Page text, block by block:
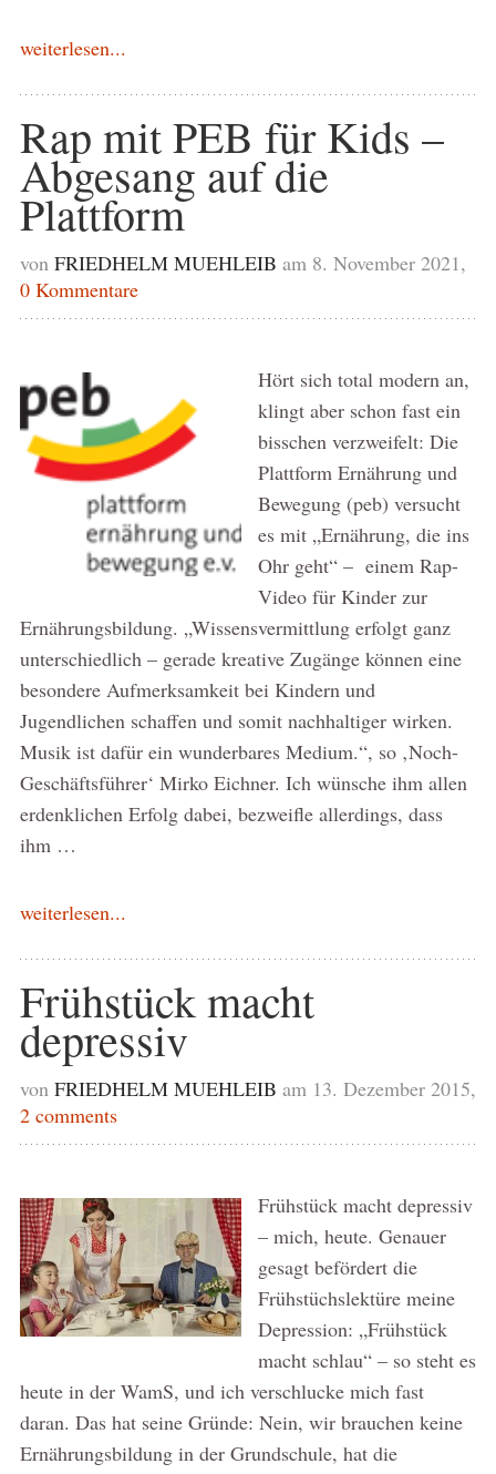
weiterlesen...
Rap mit PEB für Kids –
Abgesang auf die
Plattform
von FRIEDHELM MUEHLEIB am 8. November 2021,
0 Kommentare
Hört sich total modern an,
klingt aber schon fast ein
bisschen verzweifelt: Die
Plattform Ernährung und
Bewegung (peb) versucht
es mit „Ernährung, die ins
Ohr geht“ – einem Rap-
Video für Kinder zur
Ernährungsbildung. „Wissensvermittlung erfolgt ganz
unterschiedlich – gerade kreative Zugänge können eine
besondere Aufmerksamkeit bei Kindern und
Jugendlichen schaffen und somit nachhaltiger wirken.
Musik ist dafür ein wunderbares Medium.“, so ‚Noch-
Geschäftsführer‘ Mirko Eichner. Ich wünsche ihm allen
erdenklichen Erfolg dabei, bezweifle allerdings, dass
ihm …
weiterlesen...
Frühstück macht
depressiv
von FRIEDHELM MUEHLEIB am 13. Dezember 2015,
2 comments
Frühstück macht depressiv
– mich, heute. Genauer
gesagt befördert die
Frühstüchslektüre meine
Depression: „Frühstück
macht schlau“ – so steht es
heute in der WamS, und ich verschlucke mich fast
daran. Das hat seine Gründe: Nein, wir brauchen keine
Ernährungsbildung in der Grundschule, hat die